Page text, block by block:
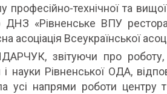
професійно-технічної та
«Рівненське ВПУ
асоціація Всеукраїнської
звітуючи про роботу,
і науки Рівненської ОДА,
усі напрями роботи